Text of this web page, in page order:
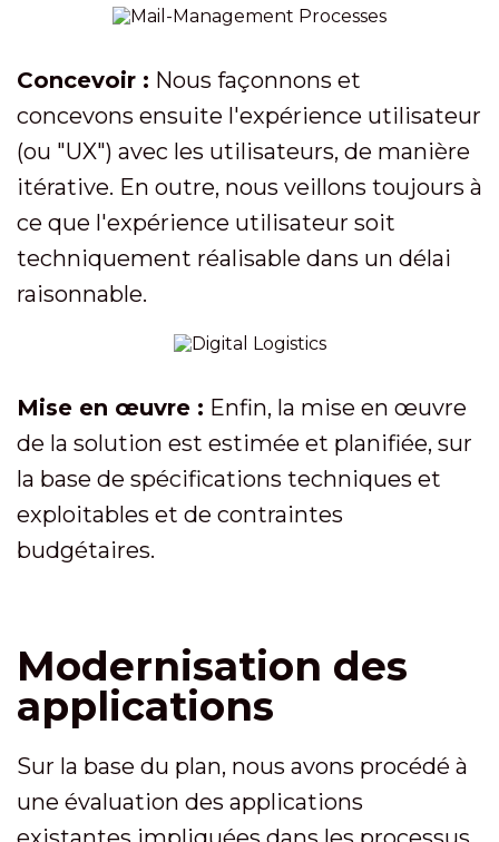
Concevoir : Nous façonnons et
concevons ensuite l'expérience utilisateur
(ou "UX") avec les utilisateurs, de manière
itérative. En outre, nous veillons toujours à
ce que l'expérience utilisateur soit
techniquement réalisable dans un délai
raisonnable.
Mise en œuvre : Enfin, la mise en œuvre
de la solution est estimée et planifiée, sur
la base de spécifications techniques et
exploitables et de contraintes
budgétaires.
Modernisation des
applications
Sur la base du plan, nous avons procédé à
une évaluation des applications